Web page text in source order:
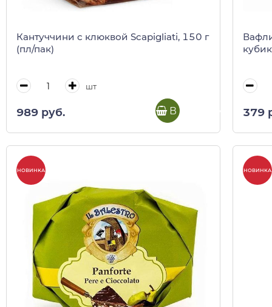
Кантуччини с клюквой Scapigliati, 150 г
(пл/пак)
шт
989 руб. В корзину 379
НОВИНКА НОВИНКА